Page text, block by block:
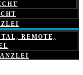
REMOTE,